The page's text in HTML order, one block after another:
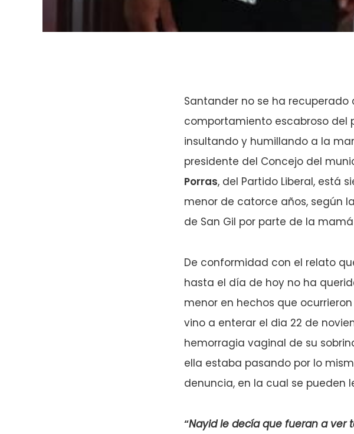
Santander no se ha
comportamiento escabroso del
insultando y humillando a la
presidente del Concejo del
Porras, del Partido Liberal, está
menor de catorce años, según
de San Gil por parte de la
De conformidad con el relato
hasta el día de hoy no ha
menor en hechos que
vino a enterar el dia 22 de
hemorragia vaginal de su
ella estaba pasando por lo
denuncia, en la cual se pueden
“Nayid le decía que fueran a ver